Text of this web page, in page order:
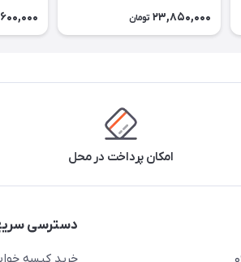
23,850,000 تومان
امکان پرداخت در محل
دسترسی
خرید کیسه